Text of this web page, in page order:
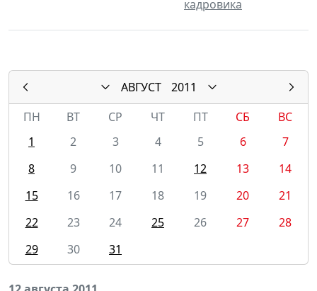
кадровика
АВГУСТ
2011
ПН
ВТ СР ЧТ ПТ СБ
ВС
1
2 3 4 5 6
7
8
9 10 11 12 13
14
15
16 17 18 19 20
21
22
23 24 25 26 27
28
29
30 31